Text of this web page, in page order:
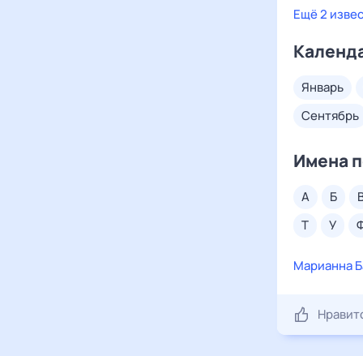
Ещё 2
январь
сентябрь
Имена
а б
т
у
Марианна